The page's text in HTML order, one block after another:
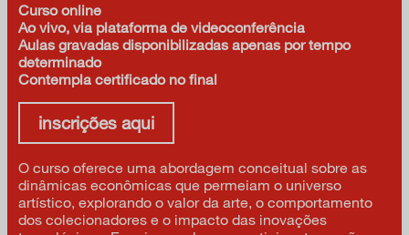
Curso online
Ao vivo, via plataforma de videoconferência
Aulas gravadas disponibilizadas apenas por tempo
determinado
Contempla certificado no final
inscrições aqui
O curso oferece uma abordagem conceitual sobre as
dinâmicas econômicas que permeiam o universo
artístico, explorando o valor da arte, o comportamento
dos colecionadores e o impacto das inovações